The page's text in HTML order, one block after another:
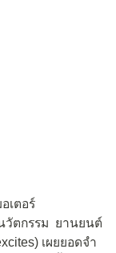
เตอร์
วัตกรรม ยานยนต์
เผยยอดจำ